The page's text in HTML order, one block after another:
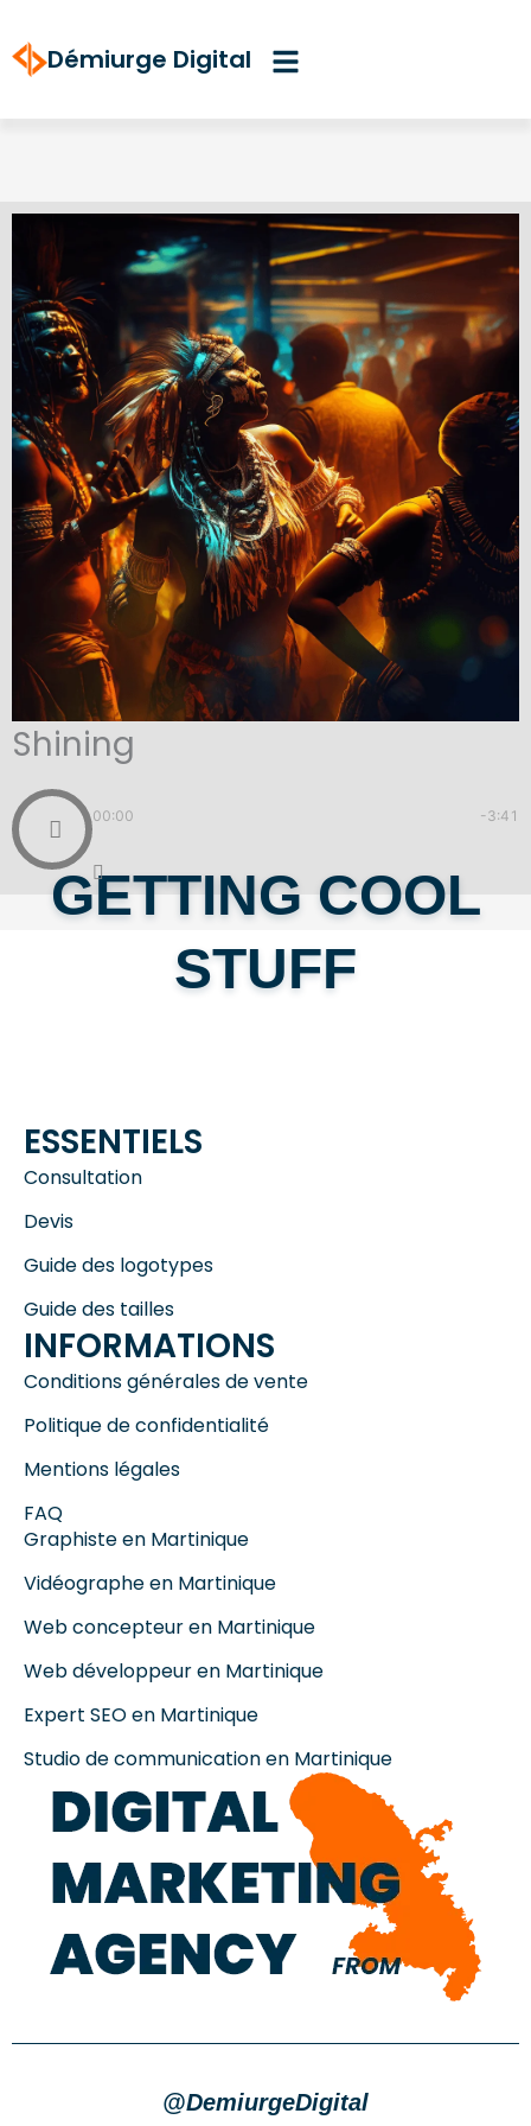
contenuDémiurge Digital
Shining
00:00 -3:41
GETTING COOL
STUFF
ESSENTIELS
Consultation
Devis
Guide des logotypes
Guide des tailles
INFORMATIONS
Conditions générales de vente
Politique de confidentialité
Mentions légales
FAQ
Graphiste en Martinique
Vidéographe en Martinique
Web concepteur en Martinique
Web développeur en Martinique
Expert SEO en Martinique
Studio de communication en Martinique
@DemiurgeDigital